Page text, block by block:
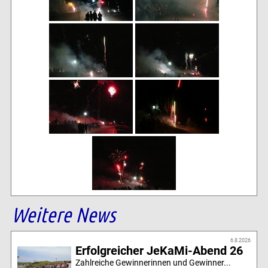
Weitere News
6.8.2026
Erfolgreicher JeKaMi-Abend 26
Zahlreiche Gewinnerinnen und Gewinner...